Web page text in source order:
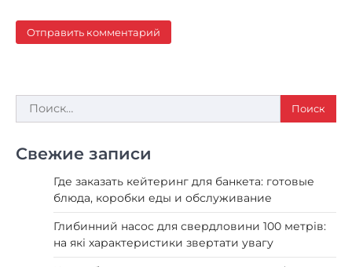
Найти:
Свежие записи
Где заказать кейтеринг для банкета: готовые
блюда, коробки еды и обслуживание
Глибинний насос для свердловини 100 метрів:
на які характеристики звертати увагу